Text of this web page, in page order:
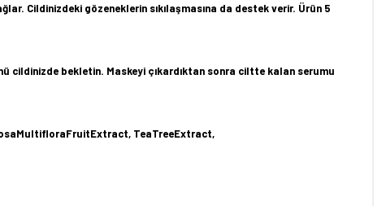
Cildinizdeki gözeneklerin sıkılaşmasına da destek verir. Ürün 5
cildinizde bekletin. Maskeyi çıkardıktan sonra ciltte kalan serumu
TeaTreeExtract,